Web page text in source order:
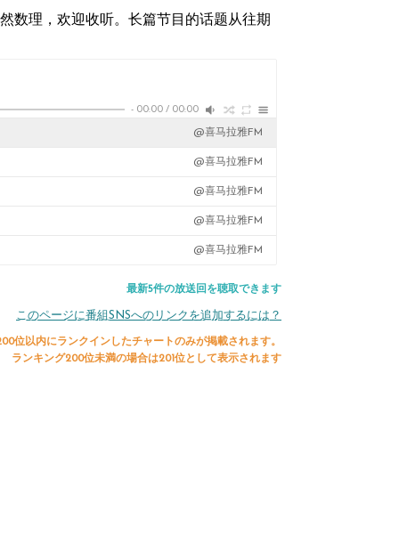
数理，欢迎收听。长篇节目的话题从往期
- 00:00 / 00:00
@喜马拉雅FM
@喜马拉雅FM
@喜马拉雅FM
@喜马拉雅FM
@喜马拉雅FM
最新5件の放送回を聴取できます
このページに番組SNSへのリンクを追加するには？
位以内にランクインしたチャートのみが掲載されます。
ランキング200位未満の場合は201位として表示されます